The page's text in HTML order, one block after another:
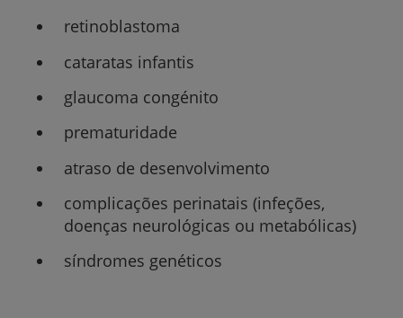
retinoblastoma
cataratas infantis
glaucoma congénito
prematuridade
atraso de desenvolvimento
complicações perinatais (infeções,
doenças neurológicas ou metabólicas)
síndromes genéticos